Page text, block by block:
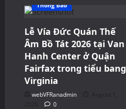
Thông Báo
Lễ Vía Đức Quán Thế
Âm Bồ Tát 2026 tại Van
Hanh Center ở Quận
Fairfax trong tiểu bang
Virginia
webVFRanadmin
August 1,
2026
0